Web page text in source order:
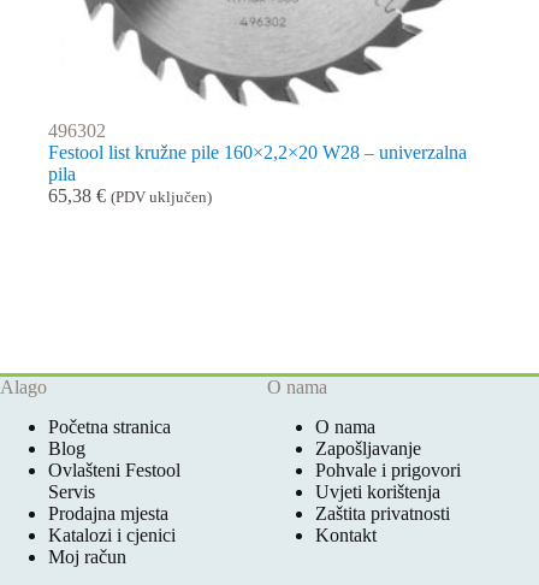
496302
Festool list kružne pile 160×2,2×20 W28 – univerzalna
pila
65,38 € (PDV uključen)
Alago
Početna stranica
Blog
Ovlašteni Festool
Servis
Prodajna mjesta
Katalozi i cjenici
Moj račun
O nama
O nama
Zapošljavanje
Pohvale i prigovori
Uvjeti korištenja
Zaštita privatnosti
Kontakt